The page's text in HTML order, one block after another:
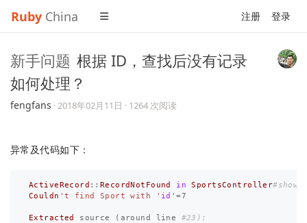
Ruby China 注册 登录
新手问题 根据 ID，查找后没有记录
如何处理？
fengfans ·2018年02月11日 · 1264 次阅读
异常及代码如下：
ActiveRecord :: RecordNotFound in SportsController#show
Couldn 't find Sport with ' id '=7
Extracted source ( around line
#23):